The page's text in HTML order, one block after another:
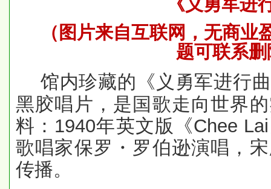
（图片来自互联网，无商
题可联系
馆内珍藏的《义勇军进行
黑胶唱片，是国歌走向世界
料： 1940年英文版《Chee Lai
歌唱家保罗・罗伯逊演唱，
传播。